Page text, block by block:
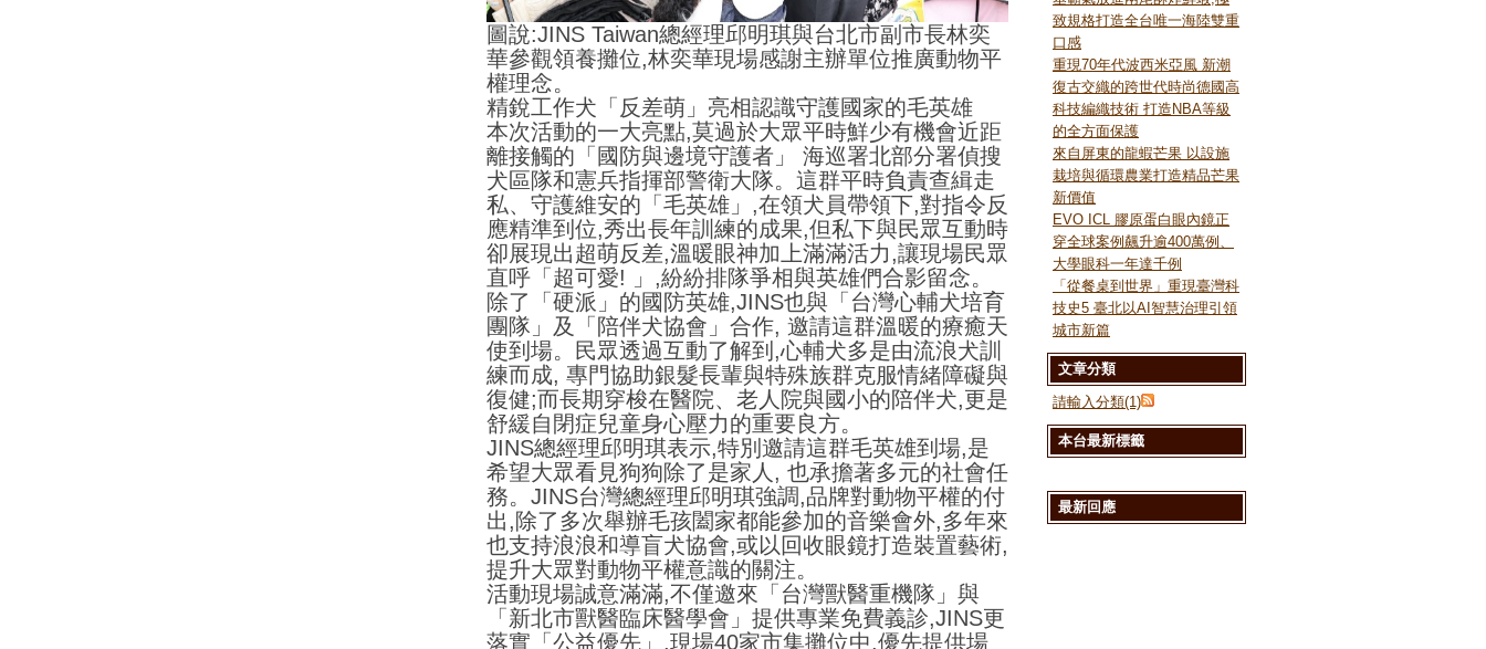
圖說:JINS Taiwan總經理邱明琪與台北市副市長林奕
華參觀領養攤位,林奕華現場感謝主辦單位推廣動物平
權理念。
精銳工作犬「反差萌」亮相認識守護國家的毛英雄
本次活動的一大亮點,莫過於大眾平時鮮少有機會近距
離接觸的「國防與邊境守護者」 海巡署北部分署偵搜
犬區隊和憲兵指揮部警衛大隊。這群平時負責查緝走
私、守護維安的「毛英雄」,在領犬員帶領下,對指令反
應精準到位,秀出長年訓練的成果,但私下與民眾互動時
卻展現出超萌反差,溫暖眼神加上滿滿活力,讓現場民眾
直呼「超可愛! 」,紛紛排隊爭相與英雄們合影留念。
除了「硬派」的國防英雄,JINS也與「台灣心輔犬培育
團隊」及「陪伴犬協會」合作, 邀請這群溫暖的療癒天
使到場。民眾透過互動了解到,心輔犬多是由流浪犬訓
練而成, 專門協助銀髮長輩與特殊族群克服情緒障礙與
復健;而長期穿梭在醫院、老人院與國小的陪伴犬,更是
舒緩自閉症兒童身心壓力的重要良方。
JINS總經理邱明琪表示,特別邀請這群毛英雄到場,是
希望大眾看見狗狗除了是家人, 也承擔著多元的社會任
務。JINS台灣總經理邱明琪強調,品牌對動物平權的付
出,除了多次舉辦毛孩闔家都能參加的音樂會外,多年來
也支持浪浪和導盲犬協會,或以回收眼鏡打造裝置藝術,
提升大眾對動物平權意識的關注。
活動現場誠意滿滿,不僅邀來「台灣獸醫重機隊」與
「新北市獸醫臨床醫學會」提供專業免費義診,JINS更
落實「公益優先」,現場40家市集攤位中,優先提供場
致規格打造全台唯一海陸雙重
口感
重現70年代波西米亞風 新潮
復古交織的跨世代時尚德國高
科技編織技術 打造NBA等級
的全方面保護
來自屏東的龍蝦芒果 以設施
栽培與循環農業打造精品芒果
新價值
EVO ICL 膠原蛋白眼內鏡正
穿全球案例飆升逾400萬例、
大學眼科一年達千例
「從餐桌到世界」重現臺灣科
技史5 臺北以AI智慧治理引領
城市新篇
文章分類
請輸入分類(1)
本台最新標籤
最新回應